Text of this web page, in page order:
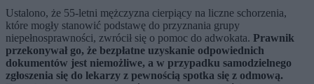
Ustalono, że 55-letni mężczyzna cierpiący na liczne schorzenia,
które mogły stanowić podstawę do przyznania grupy
niepełnosprawności, zwrócił się o pomoc do adwokata. Prawnik
przekonywał go, że bezpłatne uzyskanie odpowiednich
dokumentów jest niemożliwe, a w przypadku samodzielnego
zgłoszenia się do lekarzy z pewnością spotka się z odmową.